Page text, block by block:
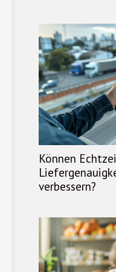
Können
verbessern?